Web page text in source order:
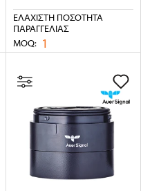
ΕΛΆΧΙΣΤΗ ΠΟΣΌΤΗΤΑ
ΠΑΡΑΓΓΕΛΊΑΣ
MOQ: 1